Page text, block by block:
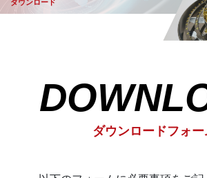
ダウンロードフォ